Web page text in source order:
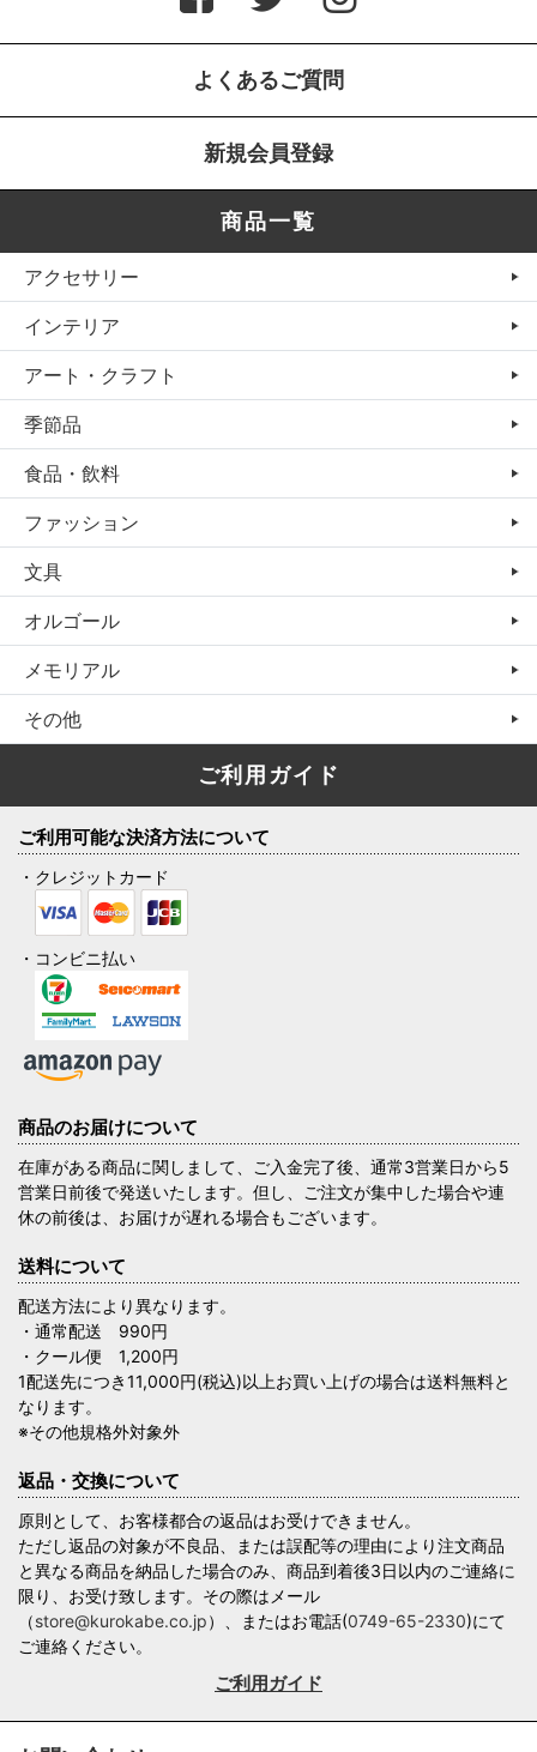
よくあるご質問
新規会員登録
商品一覧
アクセサリー
インテリア
アート・クラフト
季節品
食品・飲料
ファッション
文具
オルゴール
メモリアル
その他
ご利用ガイド
ご利用可能な決済方法について
・クレジットカード
・コンビニ払い
商品のお届けについて
在庫がある商品に関しまして、ご入金完了後、通常3営業日から5
営業日前後で発送いたします。但し、ご注文が集中した場合や連
休の前後は、お届けが遅れる場合もございます。
送料について
配送方法により異なります。
・通常配送 990円
・クール便 1,200円
1配送先につき11,000円(税込)以上お買い上げの場合は送料無料と
なります。
※その他規格外対象外
返品・交換について
原則として、お客様都合の返品はお受けできません。
ただし返品の対象が不良品、または誤配等の理由により注文商品
と異なる商品を納品した場合のみ、商品到着後3日以内のご連絡に
限り、お受け致します。その際はメール
（store@kurokabe.co.jp）、またはお電話(0749-65-2330)にて
ご連絡ください。
ご利用ガイド